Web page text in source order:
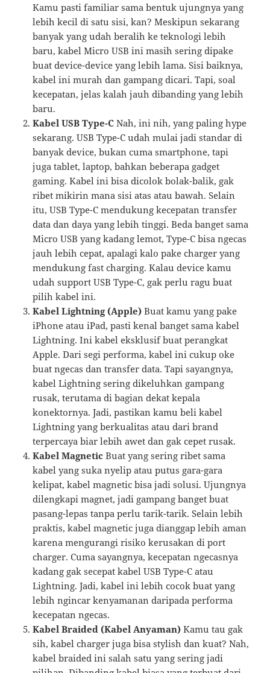
Kamu pasti familiar sama bentuk ujungnya yang
lebih kecil di satu sisi, kan? Meskipun sekarang
banyak yang udah beralih ke teknologi lebih
baru, kabel Micro USB ini masih sering dipake
buat device-device yang lebih lama. Sisi baiknya,
kabel ini murah dan gampang dicari. Tapi, soal
kecepatan, jelas kalah jauh dibanding yang lebih
baru.
Kabel USB Type-C Nah, ini nih, yang paling hype
sekarang. USB Type-C udah mulai jadi standar di
banyak device, bukan cuma smartphone, tapi
juga tablet, laptop, bahkan beberapa gadget
gaming. Kabel ini bisa dicolok bolak-balik, gak
ribet mikirin mana sisi atas atau bawah. Selain
itu, USB Type-C mendukung kecepatan transfer
data dan daya yang lebih tinggi. Beda banget sama
Micro USB yang kadang lemot, Type-C bisa ngecas
jauh lebih cepat, apalagi kalo pake charger yang
mendukung fast charging. Kalau device kamu
udah support USB Type-C, gak perlu ragu buat
pilih kabel ini.
Kabel Lightning (Apple) Buat kamu yang pake
iPhone atau iPad, pasti kenal banget sama kabel
Lightning. Ini kabel eksklusif buat perangkat
Apple. Dari segi performa, kabel ini cukup oke
buat ngecas dan transfer data. Tapi sayangnya,
kabel Lightning sering dikeluhkan gampang
rusak, terutama di bagian dekat kepala
konektornya. Jadi, pastikan kamu beli kabel
Lightning yang berkualitas atau dari brand
terpercaya biar lebih awet dan gak cepet rusak.
Kabel Magnetic Buat yang sering ribet sama
kabel yang suka nyelip atau putus gara-gara
kelipat, kabel magnetic bisa jadi solusi. Ujungnya
dilengkapi magnet, jadi gampang banget buat
pasang-lepas tanpa perlu tarik-tarik. Selain lebih
praktis, kabel magnetic juga dianggap lebih aman
karena mengurangi risiko kerusakan di port
charger. Cuma sayangnya, kecepatan ngecasnya
kadang gak secepat kabel USB Type-C atau
Lightning. Jadi, kabel ini lebih cocok buat yang
lebih ngincar kenyamanan daripada performa
kecepatan ngecas.
Kabel Braided (Kabel Anyaman) Kamu tau gak
sih, kabel charger juga bisa stylish dan kuat? Nah,
kabel braided ini salah satu yang sering jadi